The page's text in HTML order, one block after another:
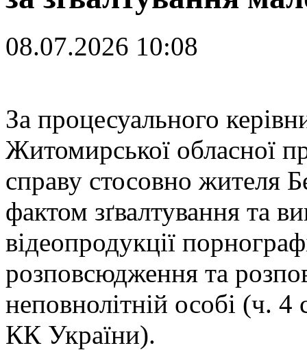
08.07.2026 10:08
За процесуального
Житомирської обласної
справу стосовно жителя
фактом зґвалтування та
відеопродукції
розповсюдження та
неповнолітній особі (ч.
КК України).